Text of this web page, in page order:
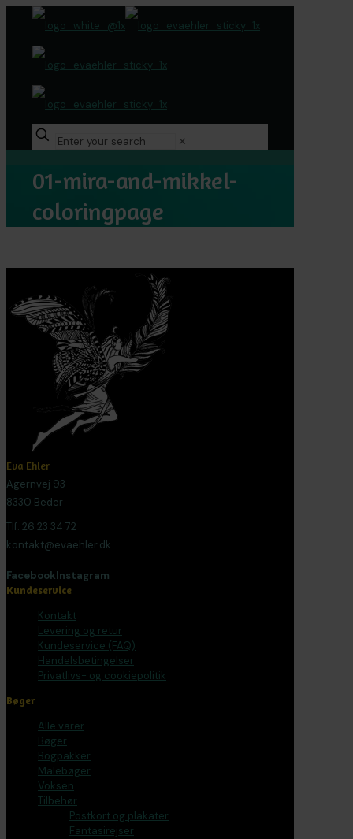
✕
01-mira-and-mikkel-
coloringpage
Eva Ehler
Agernvej 93
8330 Beder
Tlf. 26 23 34 72
kontakt@evaehler.dk
FacebookInstagram
Kundeservice
Kontakt
Levering og retur
Kundeservice (FAQ)
Handelsbetingelser
Privatlivs- og cookiepolitik
Bøger
Alle varer
Bøger
Bogpakker
Malebøger
Voksen
Tilbehør
Postkort og plakater
Fantasirejser